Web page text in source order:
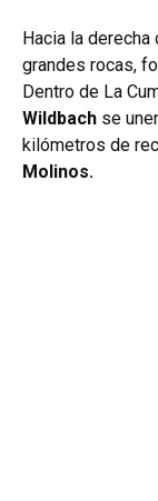
Hacia la
grandes rocas,
Dentro de La
Wildbach se
kilómetros de
Molinos.